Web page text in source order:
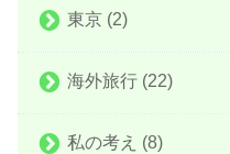
東京 (2)
海外旅行 (22)
私の考え (8)